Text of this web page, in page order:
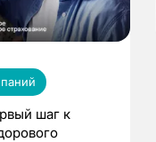
шаг к